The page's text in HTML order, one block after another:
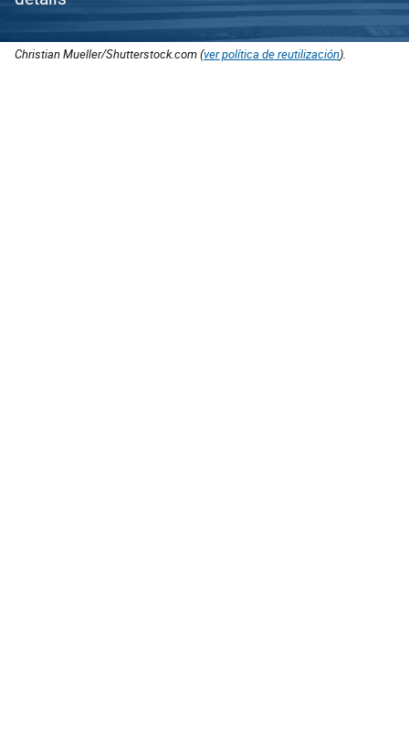
Christian Mueller/Shutterstock.com (ver política de reutilización).